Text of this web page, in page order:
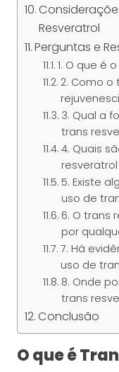
Resveratrol
Perguntas e
1. O que é
2. Como o
3. Qual a
trans
4. Quais
5. Existe
uso de
6. O trans
por
7. Há
uso de
8. Onde
trans
Conclusão
O que é